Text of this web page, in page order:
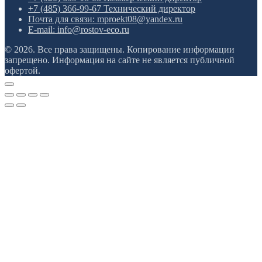
+7 (485) 366-99-67 Технический директор
Почта для связи: mproekt08@yandex.ru
E-mail: info@rostov-eco.ru
© 2026. Все права защищены. Копирование информации
запрещено. Информация на сайте не является публичной
офертой.